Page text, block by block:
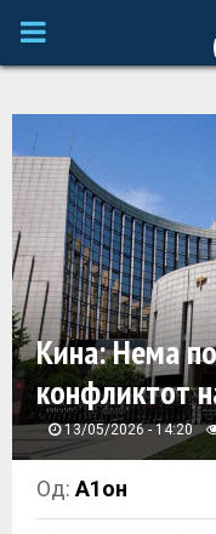
P
I
M
A
R
Y
M
Кина: Нема
конфликтот
13/05/2026 - 14:20
Од:А1он